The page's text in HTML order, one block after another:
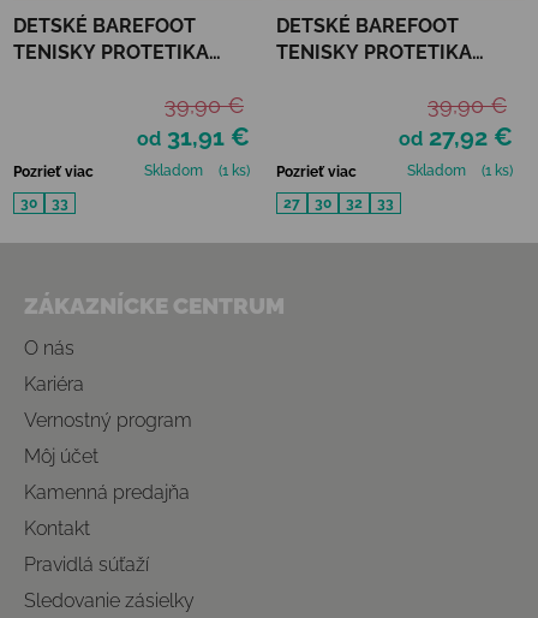
DETSKÉ BAREFOOT
TENISKY PROTETIKA
od 31,91 €
39,90 €
Pozrieť viac Skladom
(1 ks)
30
33
DETSKÉ BAREFOOT
TENISKY PROTETIKA
od 27,92 €
39,90 €
Pozrieť viac Skladom
(1 ks)
27
30 32 33
ZÁKAZNÍCKE CENTRUM
O nás
Kariéra
Vernostný program
Môj účet
Kamenná predajňa
Kontakt
Pravidlá súťaží
Sledovanie zásielky